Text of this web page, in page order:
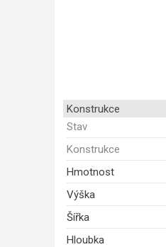
Konstrukce
Stav
Konstrukce
Hmotnost
Výška
Šířka
Hloubka